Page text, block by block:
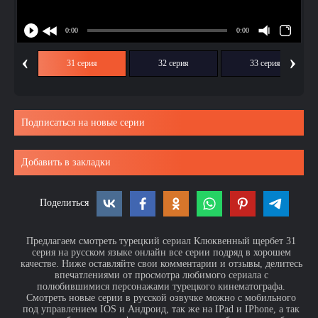
‹ 31 серия 32 серия 33 серия ›
Подписаться на новые серии
Добавить в закладки
Поделиться
Предлагаем смотреть турецкий сериал Клюквенный щербет 31
серия на русском языке онлайн все серии подряд в хорошем
качестве. Ниже оставляйте свои комментарии и отзывы, делитесь
впечатлениями от просмотра любимого сериала с
полюбившимися персонажами турецкого кинематографа.
Смотреть новые серии в русской озвучке можно с мобильного
под управлением IOS и Андроид, так же на IPad и IPhone, а так